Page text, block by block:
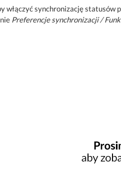
włączyć synchronizację statusów
Preferencje synchronizacji /